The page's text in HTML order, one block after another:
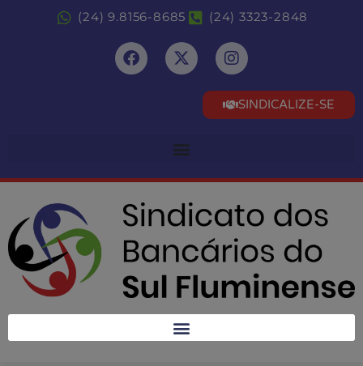
(24) 9.8156-8685 (24) 3323-2848
SINDICALIZE-SE